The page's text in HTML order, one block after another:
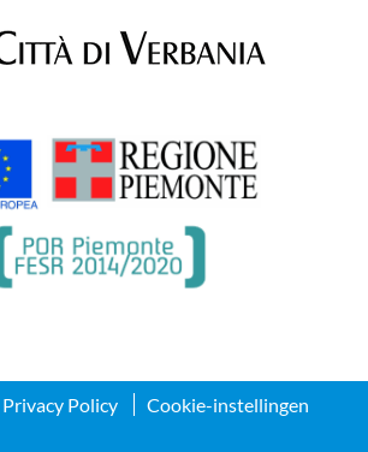
Privacy Policy Cookie-instellingen